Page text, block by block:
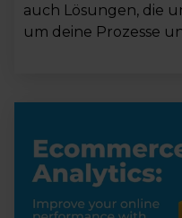
auch Lösungen, die
um deine Prozesse